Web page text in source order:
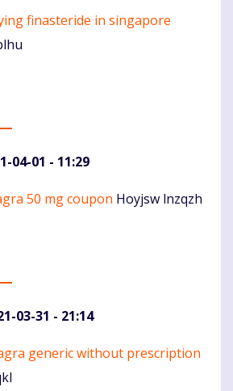
finasteride in singapore
04-01 - 11:29
50 mg coupon Hoyjsw lnzqzh
03-31 - 21:14
generic without prescription